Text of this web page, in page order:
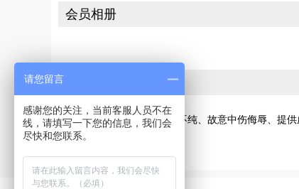
会员相册
若您发现此会员有交友动机不纯、故意中伤侮辱、提
[请向网站投诉]
请您留言
感谢您的关注，当前客服人员不在
线，请填写一下您的信息，我们会
尽快和您联系。